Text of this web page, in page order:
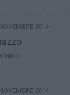
2014
2014